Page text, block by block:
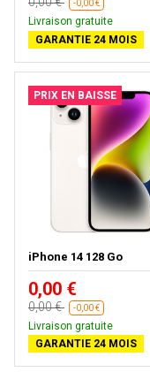
-0,00 €
Livraison gratuite
GARANTIE 24 MOIS
PRIX EN BAISSE
iPhone 14 128 Go
0,00 €
0,00 € -0,00 €
Livraison gratuite
GARANTIE 24 MOIS